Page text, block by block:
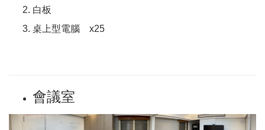
白板
桌上型電腦 x25
會議室